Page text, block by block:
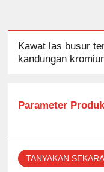
Kawat las busur
kandungan
Parameter Produk
TANYAKAN